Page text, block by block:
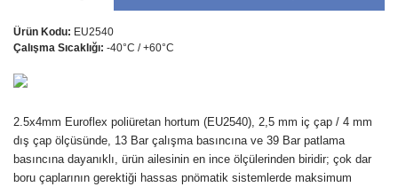
Ürün Kodu: EU2540
Çalışma Sıcaklığı: -40°C / +60°C
2.5x4mm Euroflex poliüretan hortum (EU2540), 2,5 mm iç çap / 4 mm
dış çap ölçüsünde, 13 Bar çalışma basıncına ve 39 Bar patlama
basıncına dayanıklı, ürün ailesinin en ince ölçülerinden biridir; çok dar
boru çaplarının gerektiği hassas pnömatik sistemlerde maksimum